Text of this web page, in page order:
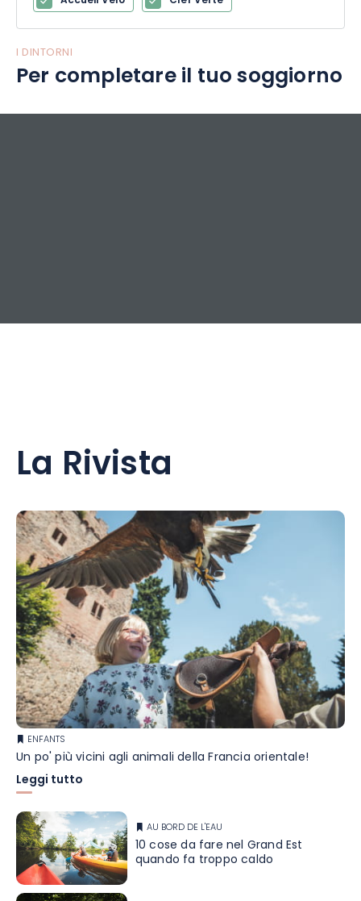
I DINTORNI
Per completare il tuo soggiorno
La Rivista
ENFANTS
Un po' più vicini agli animali della Francia orientale!
Leggi tutto
AU BORD DE L'EAU
10 cose da fare nel Grand Est
quando fa troppo caldo